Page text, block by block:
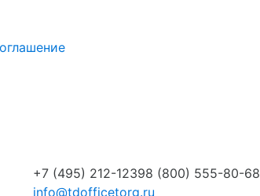
+7 (495) 212-12398 (800) 555-80-68
info@tdofficetorg.ru